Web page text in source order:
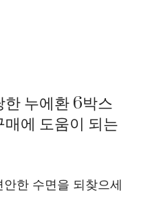
누에환 6박스
에 도움이 되는
한 수면을 되찾으세